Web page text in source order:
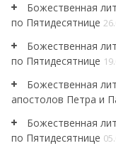
Божественная
по Пятидесятнице
Божественная
по Пятидесятнице
Божественная
апостолов Петра и
Божественная
по Пятидесятнице